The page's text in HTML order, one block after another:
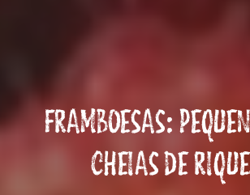
FRAMBOESAS:
CHEIAS DE